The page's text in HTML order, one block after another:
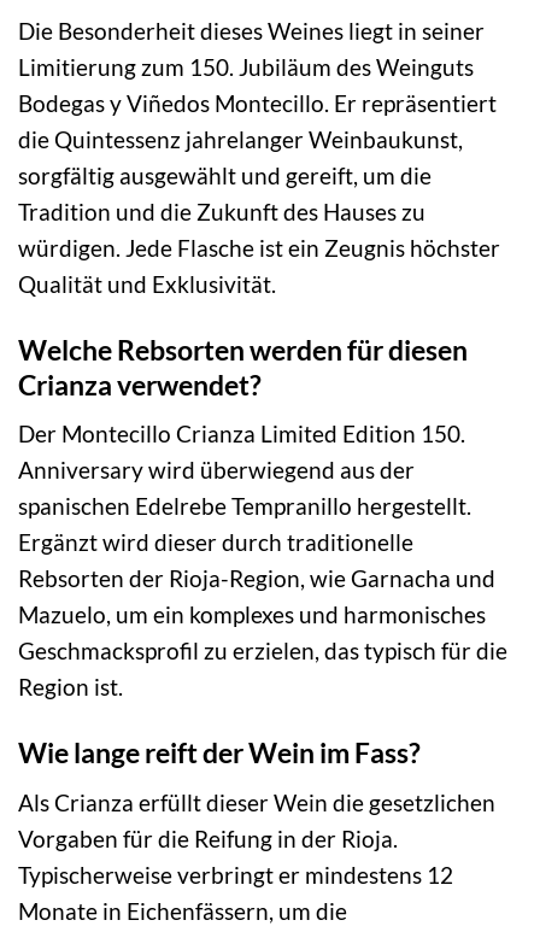
Die Besonderheit dieses Weines liegt in seiner
Limitierung zum 150. Jubiläum des Weinguts
Bodegas y Viñedos Montecillo. Er repräsentiert
die Quintessenz jahrelanger Weinbaukunst,
sorgfältig ausgewählt und gereift, um die
Tradition und die Zukunft des Hauses zu
würdigen. Jede Flasche ist ein Zeugnis höchster
Qualität und Exklusivität.
Welche Rebsorten werden für diesen
Crianza verwendet?
Der Montecillo Crianza Limited Edition 150.
Anniversary wird überwiegend aus der
spanischen Edelrebe Tempranillo hergestellt.
Ergänzt wird dieser durch traditionelle
Rebsorten der Rioja-Region, wie Garnacha und
Mazuelo, um ein komplexes und harmonisches
Geschmacksprofil zu erzielen, das typisch für die
Region ist.
Wie lange reift der Wein im Fass?
Als Crianza erfüllt dieser Wein die gesetzlichen
Vorgaben für die Reifung in der Rioja.
Typischerweise verbringt er mindestens 12
Monate in Eichenfässern, um die